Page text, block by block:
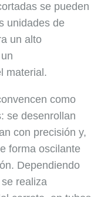
se pueden
unidades de
un alto
material.
como
se desenrollan
con precisión y,
forma oscilante
Dependiendo
realiza